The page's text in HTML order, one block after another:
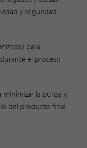
y seguridad
para
el proceso
la purga y,
del producto final